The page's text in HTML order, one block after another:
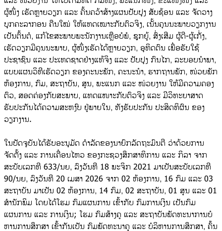
ຜູ້ໜຶ່ງ ເຮັດຫຼາຍວຽກ ແລະ ຄົ້ນຄວ້າສ້າງແຜນປັບປຸງ ສັບຊ້ອນ ແລະ ຈັດວາງ
ບຸກຄະລາກອນ ຄືນໃໝ່ ໃຫ້ແທດເໝາະກັບຕົວຈິງ, ເນັ້ນຄຸນນະພາບວຽກງານ
ເປັນຕົ້ນຕໍ, ແກ້ໄຂສະພາບພະນັກງານເຫຼືອບໍພໍ, ຊຸກຍູ້, ສົ່ງເສີມ ຜູ້ດີ-ຜູ້ເກັ່ງ,
ເຮັດວຽກມີຄຸນນະພາບ, ຜູ້ໜຶ່ງເຮັດໄດ້ຫຼາຍວຽກ,​ ອຸທິດຕົນ ເພື່ອຮັບໃຊ້
ປະຊາຊົນ ແລະ ປະເທດຊາດຢ່າງແທ້ຈິງ ແລະ ປັບປຸງ ກົນໄກ, ລະບອບນຳພາ,
ແບບແຜນວິທີເຮັດວຽກ ຂອງຄະນະພັກ, ຄະນະນຳ, ຮາກຖານພັກ, ໜ່ວຍພັກ
ຫ້ອງການ, ກົມ, ສະຖາບັນ, ສູນ, ພະແນກ ແລະ ໜ່ວຍງານ ໃຫ້ມີຄວາມຄອງ
ຕົວ, ສອດຄ່ອງກັບສະພາບ, ແທດແໜາະກັບຕົວຈິງ ແລະ ມີວິທະຍາສາດ
ຮັບປະກັນໄດ້ຄວາມສະຫງົບ ຢູ່ພາຍໃນ, ທັງຮັບປະກັນ ປະສິດທິຜົນ ຂອງ
ວຽກງານ.
ໃນປັດຈຸບັນໄດ້ຮັບອະນຸມັດ ດຳລັດຂອງນາຍົກລັດຖະມົນຕີ ວ່າດ້ວຍການ
ຈັດຕັ້ງ ແລະ ການເຄື່ອນໄຫວ ຂອງກະຊວງສຶກສາທິການ ແລະ ກິລາ ຈາກ
ສະບັບເລກທີ 633/ນຍ, ລົງວັນທີ 18 ພະຈິກ 2021 ມາເປັນສະບັບເລກທີ
90/ນຍ, ລົງວັນທີ 20 ເມສາ 2026 ຈາກ 02 ຫ້ອງການ, 16 ກົມ ແລະ 03
ສະຖາບັນ ມາເປັນ 02 ຫ້ອງການ, 14 ກົມ, 02 ສະຖາບັນ, 01 ສູນ ແລະ 01
ສໍານັກພິມ ໂດຍໄດ້ໂຮມ ກົມແຜນການ ເຂົ້າກັບ ກົມການເງິນ ເປັນກົມ
ແຜນການ ແລະ ການເງິນ; ໂຮມ ກົມສ້າງຄູ ແລະ ສະຖາບັນພັດທະນາການບໍ
ຫານການສຶກສາ ເຂົ້າກັນເປັນ ກົມພັດທະນາຄູ ແລະ ບໍລິຫານການສຶກສາ, ຄົ້ນ